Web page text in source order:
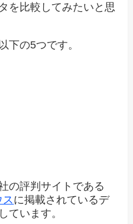
を比較してみたいと思
下の5つです。
の評判サイトである
に掲載されているデ
ています。